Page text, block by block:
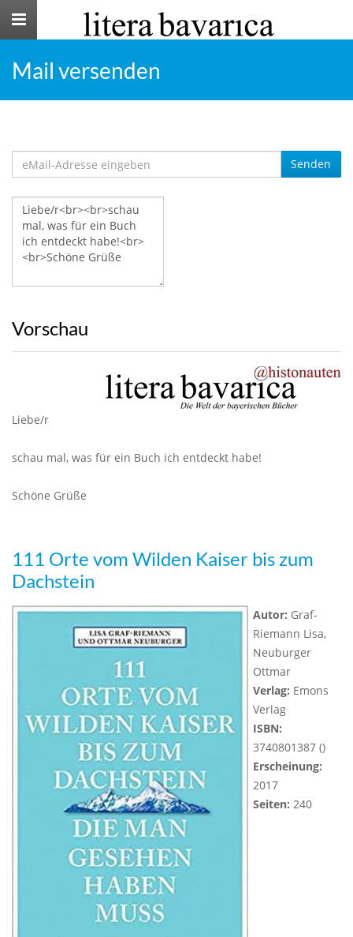
Toggle
Mail versenden
Senden
Vorschau
Liebe/r
schau mal, was für ein Buch ich entdeckt habe!
Schöne Grüße
111 Orte vom Wilden Kaiser bis zum
Dachstein
Autor: Graf-
Riemann Lisa,
Neuburger
Ottmar
Verlag: Emons
Verlag
ISBN:
3740801387 ()
Erscheinung:
2017
Seiten: 240